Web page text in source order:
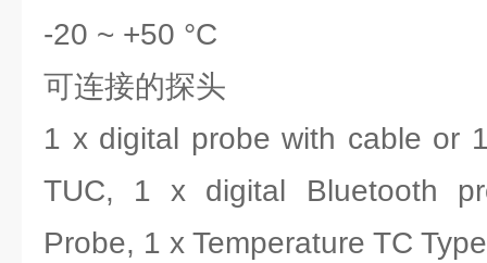
-20 ~ +50 °C
可连接的探头
1 x digital probe with cable or
TUC, 1 x digital Bluetooth
Probe, 1 x Temperature TC